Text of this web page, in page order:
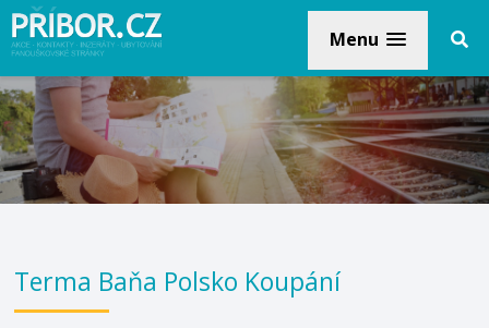
Menu
Terma Baňa Polsko Koupání